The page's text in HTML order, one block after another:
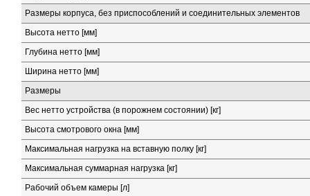
Размеры корпуса, без приспособлений и соединительных элементов
Высота нетто [мм]
Глубина нетто [мм]
Ширина нетто [мм]
Размеры
Вес нетто устройства (в порожнем состоянии) [кг]
Высота смотрового окна [мм]
Максимальная нагрузка на вставную полку [кг]
Максимальная суммарная нагрузка [кг]
Рабочий объем камеры [л]